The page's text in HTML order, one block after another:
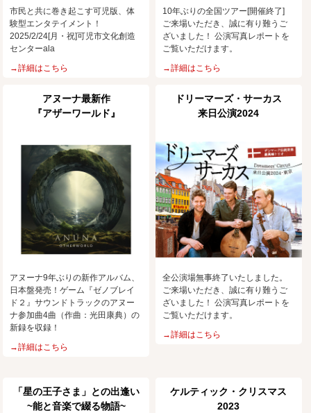
市民と共に巻き起こす可児版、体
験型エンタテイメント！
2025/2/24[月・祝]可児市文化創造
センターala
→詳細はこちら
10年ぶりの全国ツアー[開催終了]
ご来場いただき、誠に有り難うご
ざいました！ 公演写真レポートを
ご覧いただけます。
→詳細はこちら
アヌーナ最新作
『アザーワールド』
アヌーナ9年ぶりの新作アルバム、
日本盤発売！ゲーム『ゼノブレイ
ド２』サウンドトラックのアヌー
ナ参加曲4曲（作曲：光田康典）の
新録を収録！
→詳細はこちら
ドリーマーズ・サーカス
来日公演2024
全公演場無事終了いたしました。
ご来場いただき、誠に有り難うご
ざいました！ 公演写真レポートを
ご覧いただけます。
→詳細はこちら
「星の王子さま」との出逢い
~能と音楽で綴る物語~
ケルティック・クリスマス
2023